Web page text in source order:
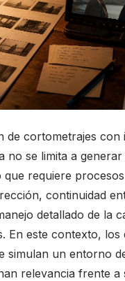
de cortometrajes con
no se limita a generar
que requiere
continuidad
detallado de la
En este contexto, los
simulan un entorno
relevancia frente a